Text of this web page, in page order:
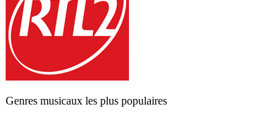
Genres musicaux les plus populaires